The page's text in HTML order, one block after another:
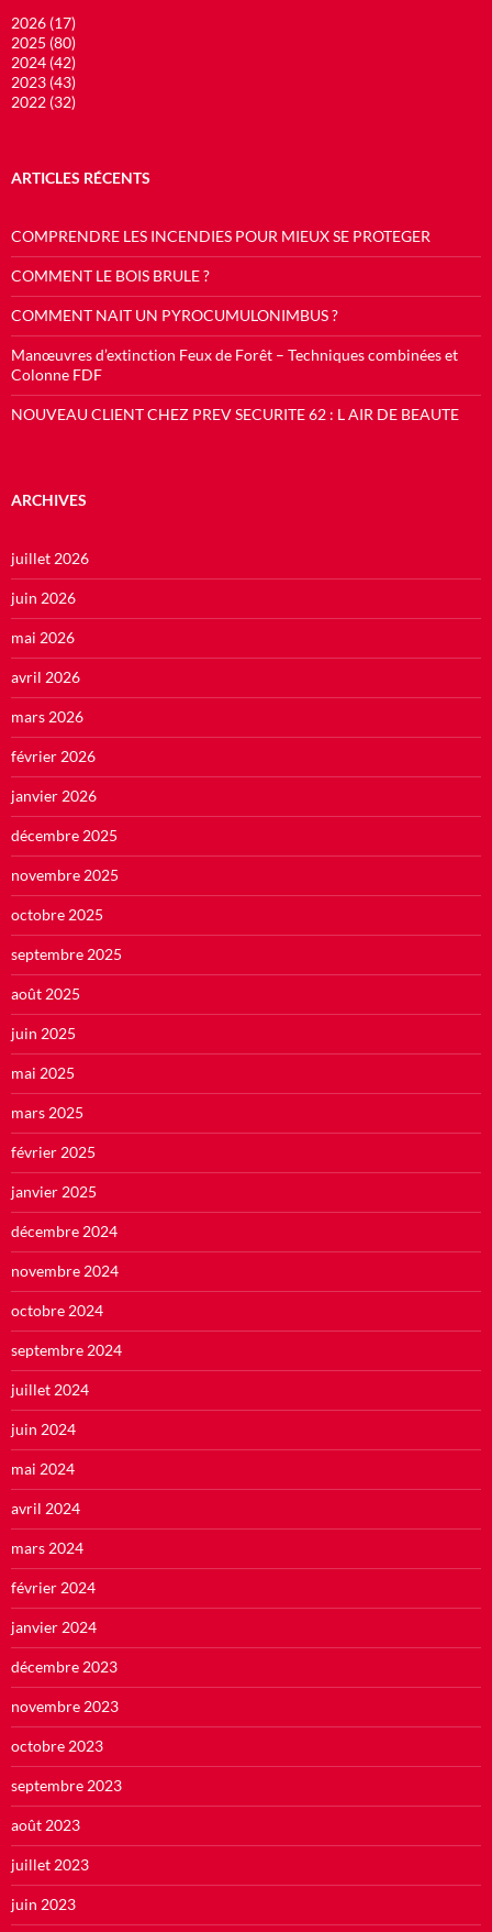
2026 (17)
2025 (80)
2024 (42)
2023 (43)
2022 (32)
ARTICLES RÉCENTS
COMPRENDRE LES INCENDIES POUR MIEUX SE PROTEGER
COMMENT LE BOIS BRULE ?
COMMENT NAIT UN PYROCUMULONIMBUS ?
Manœuvres d’extinction Feux de Forêt – Techniques combinées et
Colonne FDF
NOUVEAU CLIENT CHEZ PREV SECURITE 62 : L AIR DE BEAUTE
ARCHIVES
juillet 2026
juin 2026
mai 2026
avril 2026
mars 2026
février 2026
janvier 2026
décembre 2025
novembre 2025
octobre 2025
septembre 2025
août 2025
juin 2025
mai 2025
mars 2025
février 2025
janvier 2025
décembre 2024
novembre 2024
octobre 2024
septembre 2024
juillet 2024
juin 2024
mai 2024
avril 2024
mars 2024
février 2024
janvier 2024
décembre 2023
novembre 2023
octobre 2023
septembre 2023
août 2023
juillet 2023
juin 2023